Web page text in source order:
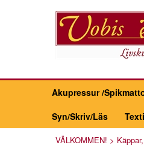
Akupressur /
Syn/Skriv/Läs
VÄLKOMMEN! >